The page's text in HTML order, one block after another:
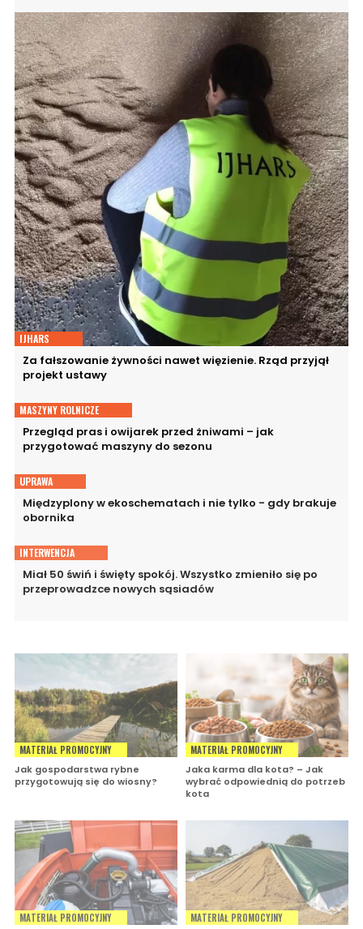
IJHARS
Za fałszowanie żywności nawet więzienie. Rząd przyjął
projekt ustawy
MASZYNY ROLNICZE
Przegląd pras i owijarek przed żniwami – jak
przygotować maszyny do sezonu
UPRAWA
Międzyplony w ekoschematach i nie tylko - gdy brakuje
obornika
INTERWENCJA
Miał 50 świń i święty spokój. Wszystko zmieniło się po
przeprowadzce nowych sąsiadów
MATERIAŁ PROMOCYJNY
Jak gospodarstwa rybne
przygotowują się do wiosny?
MATERIAŁ PROMOCYJNY
Jaka karma dla kota? – Jak
wybrać odpowiednią do potrzeb
kota
MATERIAŁ PROMOCYJNY
MATERIAŁ PROMOCYJNY